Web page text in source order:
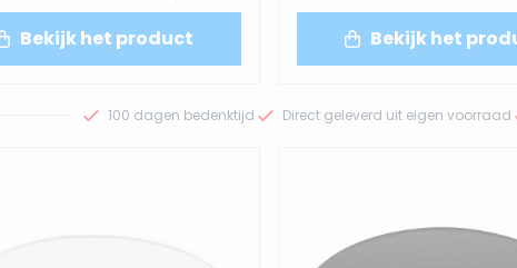
Bekijk het product Bekijk het
100 dagen bedenktijd Direct geleverd uit eigen voorraad